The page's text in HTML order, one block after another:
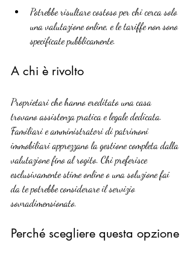
Potrebbe risultare costoso per chi cerca solo
una valutazione online, e le tariffe non sono
specificate pubblicamente.
A chi è rivolto
Proprietari che hanno ereditato una casa
trovano assistenza pratica e legale dedicata.
Familiari e amministratori di patrimoni
immobiliari apprezzano la gestione completa dalla
valutazione fino al rogito. Chi preferisce
esclusivamente stime online o una soluzione fai
da te potrebbe considerare il servizio
sovradimensionato.
Perché scegliere questa opzione